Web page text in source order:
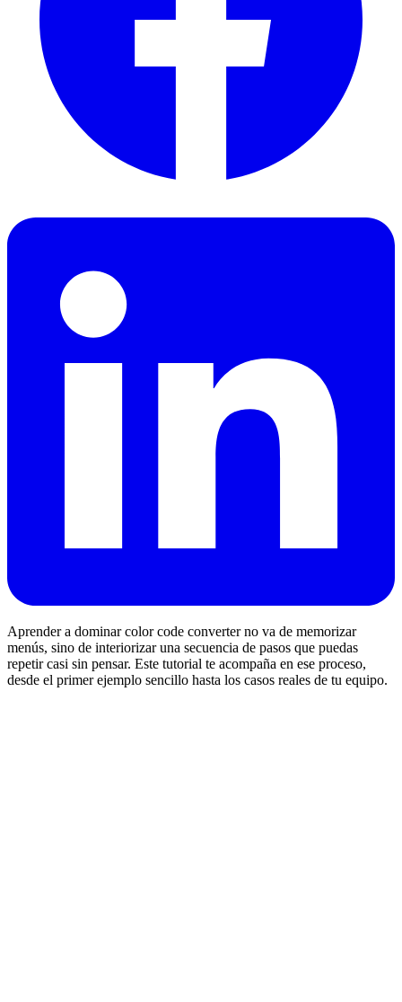
Aprender a dominar color code converter no va de memorizar
menús, sino de interiorizar una secuencia de pasos que puedas
repetir casi sin pensar. Este tutorial te acompaña en ese proceso,
desde el primer ejemplo sencillo hasta los casos reales de tu equipo.